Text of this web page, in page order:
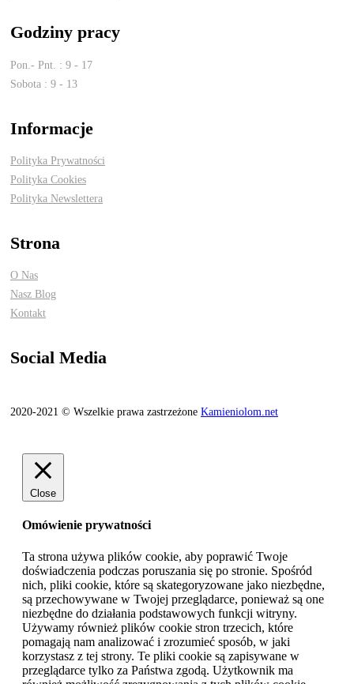
Godziny pracy
Pon.- Pnt. : 9 - 17
Sobota : 9 - 13
Informacje
Polityka Prywatności
Polityka Cookies
Polityka Newslettera
Strona
O Nas
Nasz Blog
Kontakt
Social Media
2020-2021 © Wszelkie prawa zastrzeżone Kamieniolom.net
Close
Omówienie prywatności
Ta strona używa plików cookie, aby poprawić Twoje
doświadczenia podczas poruszania się po stronie. Spośród
nich, pliki cookie, które są skategoryzowane jako niezbędne,
są przechowywane w Twojej przeglądarce, ponieważ są one
niezbędne do działania podstawowych funkcji witryny.
Używamy również plików cookie stron trzecich, które
pomagają nam analizować i zrozumieć sposób, w jaki
korzystasz z tej strony. Te pliki cookie są zapisywane w
przeglądarce tylko za Państwa zgodą. Użytkownik ma